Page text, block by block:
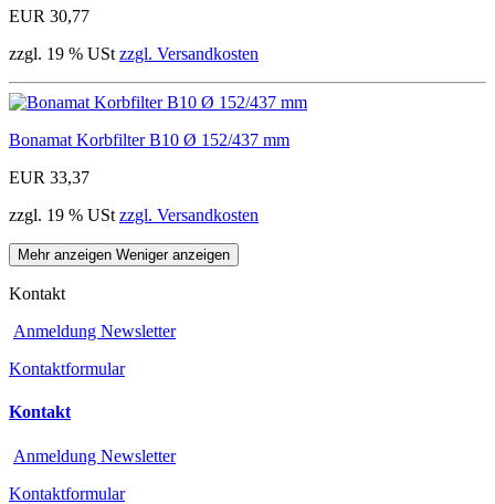
EUR 30,77
zzgl. 19 % USt zzgl. Versandkosten
Bonamat Korbfilter B10 Ø 152/437 mm
EUR 33,37
zzgl. 19 % USt zzgl. Versandkosten
Mehr anzeigen Weniger anzeigen
Kontakt
Anmeldung Newsletter
Kontaktformular
Kontakt
Anmeldung Newsletter
Kontaktformular